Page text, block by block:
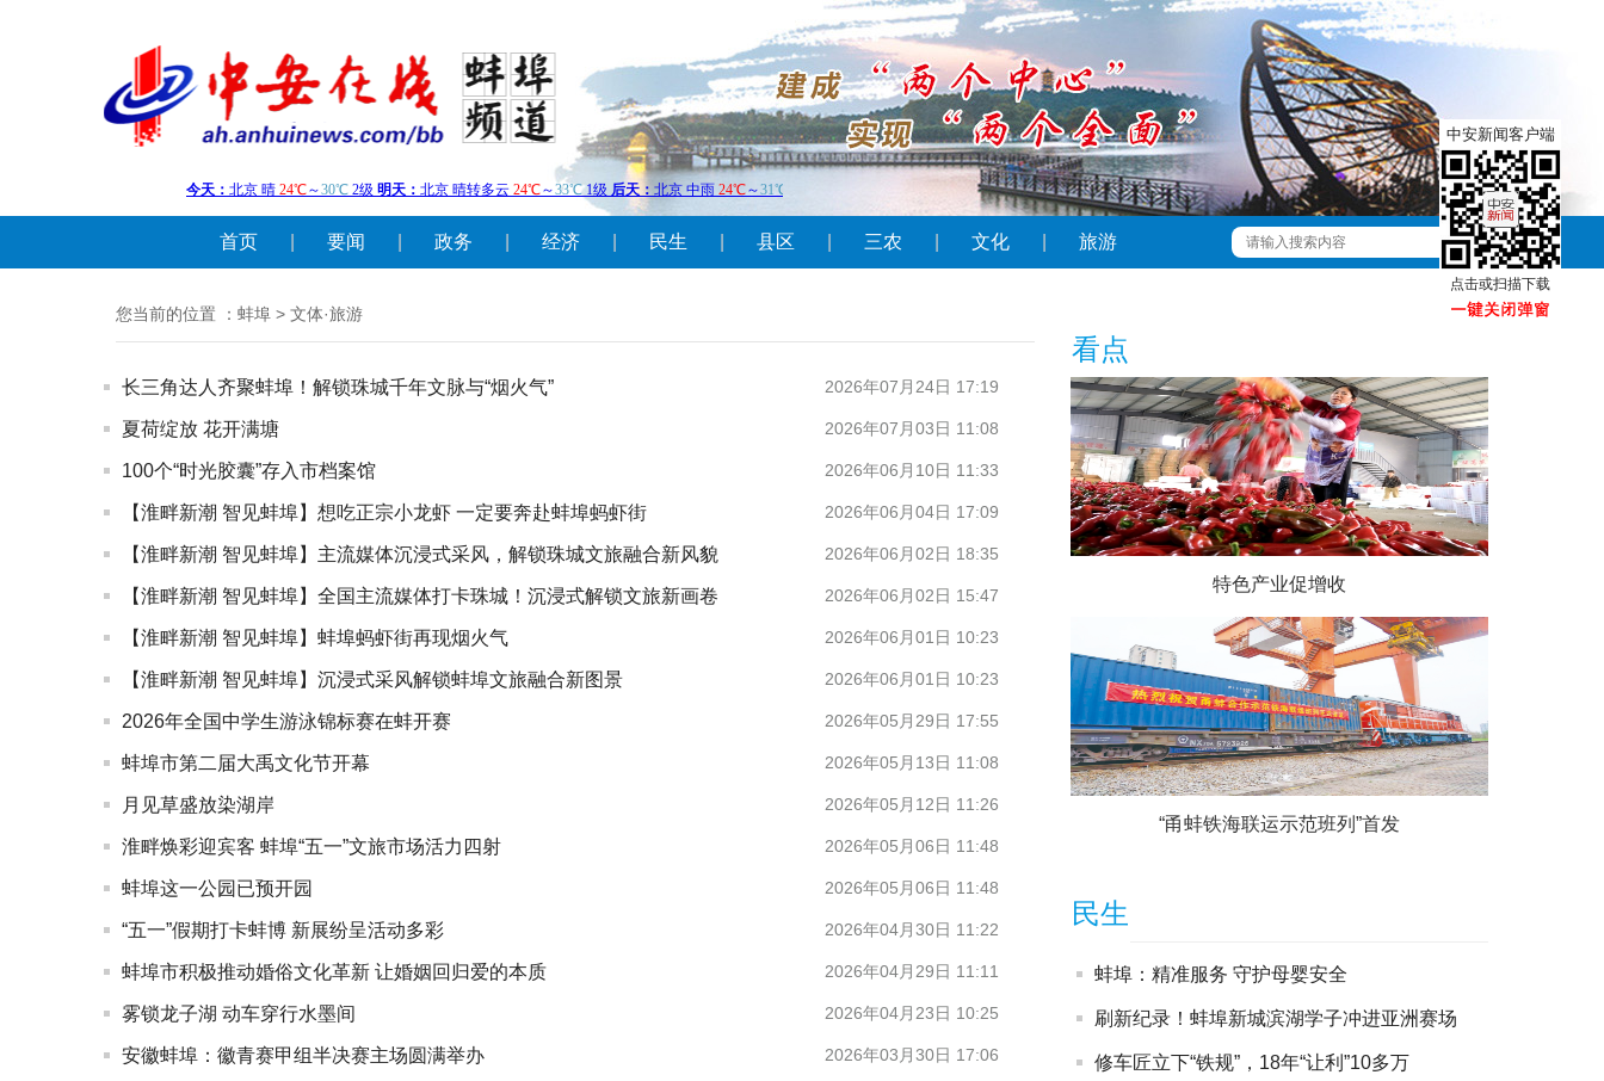
首页 要闻 政务 经济 民生 县区 三农 文化 旅游
您当前的位置 ： 蚌埠 > 文体·旅游
长三角达人齐聚蚌埠！解锁珠城千年文脉与“烟火气” 2026年07月24日 17:19
夏荷绽放 花开满塘 2026年07月03日 11:08
100个“时光胶囊”存入市档案馆 2026年06月10日 11:33
【淮畔新潮 智见蚌埠】想吃正宗小龙虾 一定要奔赴蚌埠蚂虾街 2026年06月04日 17:09
【淮畔新潮 智见蚌埠】主流媒体沉浸式采风，解锁珠城文旅融合新风貌 2026年06月02日 18:35
【淮畔新潮 智见蚌埠】全国主流媒体打卡珠城！沉浸式解锁文旅新画卷 2026年06月02日 15:47
【淮畔新潮 智见蚌埠】蚌埠蚂虾街再现烟火气 2026年06月01日 10:23
【淮畔新潮 智见蚌埠】沉浸式采风解锁蚌埠文旅融合新图景 2026年06月01日 10:23
2026年全国中学生游泳锦标赛在蚌开赛 2026年05月29日 17:55
蚌埠市第二届大禹文化节开幕 2026年05月13日 11:08
月见草盛放染湖岸 2026年05月12日 11:26
淮畔焕彩迎宾客 蚌埠“五一”文旅市场活力四射 2026年05月06日 11:48
蚌埠这一公园已预开园 2026年05月06日 11:48
“五一”假期打卡蚌博 新展纷呈活动多彩 2026年04月30日 11:22
蚌埠市积极推动婚俗文化革新 让婚姻回归爱的本质 2026年04月29日 11:11
雾锁龙子湖 动车穿行水墨间 2026年04月23日 10:25
安徽蚌埠：徽青赛甲组半决赛主场圆满举办 2026年03月30日 17:06
看点
特色产业促增收
“甬蚌铁海联运示范班列”首发
民生
蚌埠：精准服务 守护母婴安全
刷新纪录！蚌埠新城滨湖学子冲进亚洲赛场
修车匠立下“铁规”，18年“让利”10多万
中安新闻客户端
点击或扫描下载